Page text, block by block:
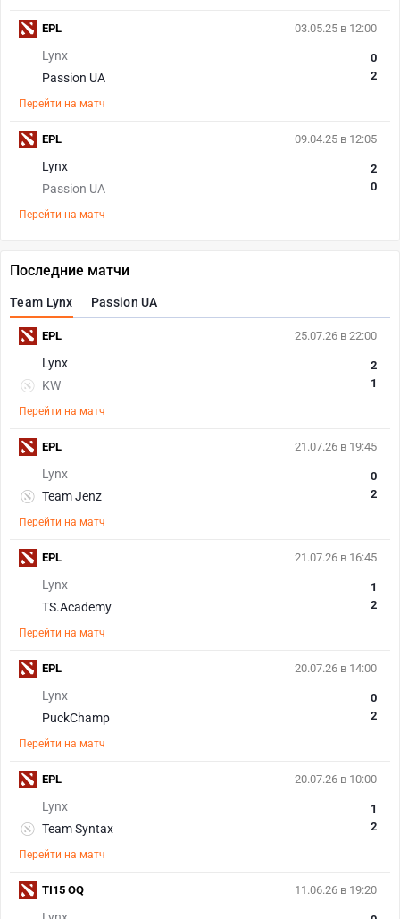
03.05.25 в 12:00
Lynx
Passion UA
0
2
Перейти на матч
EPL
09.04.25 в 12:05
Lynx
Passion UA
2
0
Перейти на матч
EPL
Последние матчи
Team Lynx Passion UA
25.07.26 в 22:00
Lynx
KW
2
1
Перейти на матч
EPL
21.07.26 в 19:45
Lynx
Team Jenz
0
2
Перейти на матч
EPL
21.07.26 в 16:45
Lynx
TS.Academy
1
2
Перейти на матч
EPL
20.07.26 в 14:00
Lynx
PuckChamp
0
2
Перейти на матч
EPL
20.07.26 в 10:00
Lynx
Team Syntax
1
2
Перейти на матч
EPL
11.06.26 в 19:20
TI15 OQ